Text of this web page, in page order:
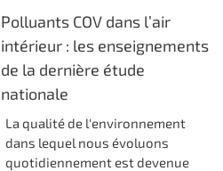
Polluants COV dans l’air
intérieur : les enseignements
de la dernière étude
nationale
La qualité de l'environnement
dans lequel nous évoluons
quotidiennement est devenue